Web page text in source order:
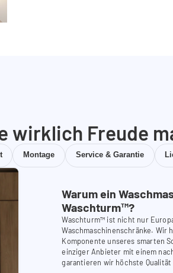
wirklich Freude
Montage Service & Garantie
Warum ein
Waschturm™?
Waschturm™ ist nicht nur
Waschmaschinenschränke. Wir
Komponente unseres smarten
einziger Anbieter mit einem
garantieren wir höchste